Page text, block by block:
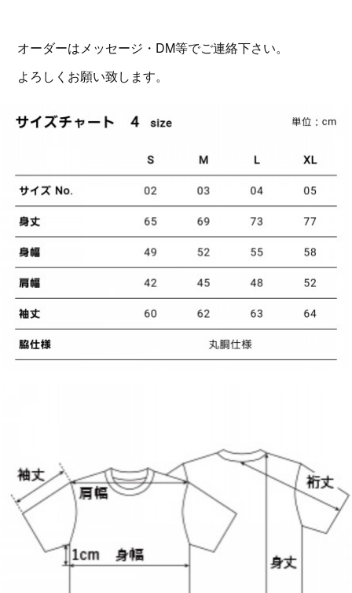
オーダーはメッセージ・DM等でご連絡下さい。
よろしくお願い致します。